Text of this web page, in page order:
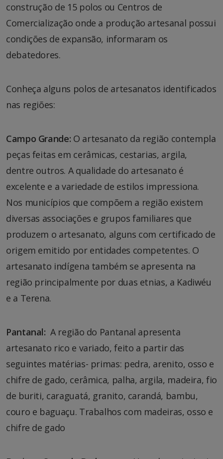
construção de 15 polos ou Centros de
Comercialização onde a produção artesanal possui
condições de expansão, informaram os
debatedores.
Conheça alguns polos de artesanatos identificados
nas regiões:
Campo Grande: O artesanato da região contempla
peças feitas em cerâmicas, cestarias, argila,
dentre outros. A qualidade do artesanato é
excelente e a variedade de estilos impressiona.
Nos municípios que compõem a região existem
diversas associações e grupos familiares que
produzem o artesanato, alguns com certificado de
origem emitido por entidades competentes. O
artesanato indígena também se apresenta na
região principalmente por duas etnias, a Kadiwéu
e a Terena.
Pantanal: A região do Pantanal apresenta
artesanato rico e variado, feito a partir das
seguintes matérias- primas: pedra, arenito, osso e
chifre de gado, cerâmica, palha, argila, madeira, fio
de buriti, caraguatá, granito, carandá, bambu,
couro e baguaçu. Trabalhos com madeiras, osso e
chifre de gado